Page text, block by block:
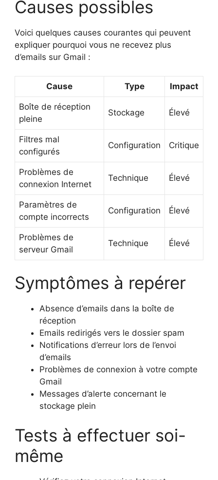
Causes possibles
Voici quelques causes courantes qui peuvent
expliquer pourquoi vous ne recevez plus
d’emails sur Gmail :
Cause Type Impact
Boîte de réception
pleine
Stockage Élevé
Filtres mal
configurés
Configuration Critique
Problèmes de
connexion Internet
Technique Élevé
Paramètres de
compte incorrects
Configuration Élevé
Problèmes de
serveur Gmail
Technique Élevé
Symptômes à repérer
Absence d’emails dans la boîte de
réception
Emails redirigés vers le dossier spam
Notifications d’erreur lors de l’envoi
d’emails
Problèmes de connexion à votre compte
Gmail
Messages d’alerte concernant le
stockage plein
Tests à effectuer soi-
même